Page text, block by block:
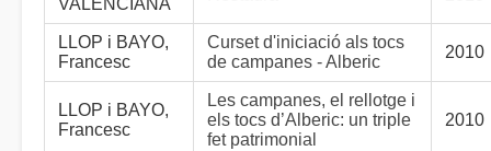
VALENCIANA
LLOP i BAYO,
Francesc
Curset d'iniciació als tocs
de campanes - Alberic
2010
LLOP i BAYO,
Francesc
Les campanes, el rellotge i
els tocs d’Alberic: un triple
fet patrimonial
2010